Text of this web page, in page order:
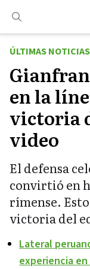
contenido
ÚLTIMAS NOTICIAS
en la
victoria
video
El defensa
convirtió en
rímense.
victoria del
Lateral
experiencia en